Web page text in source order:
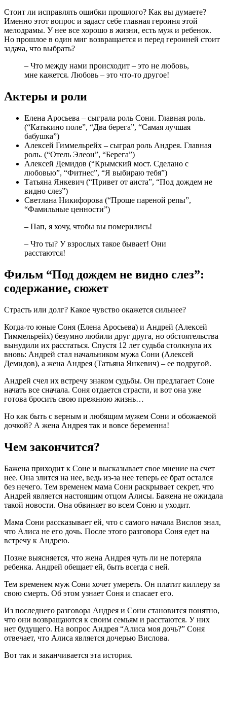
Стоит ли исправлять ошибки прошлого? Как вы думаете?
Именно этот вопрос и задаст себе главная героиня этой
мелодрамы. У нее все хорошо в жизни, есть муж и ребенок.
Но прошлое в один миг возвращается и перед героиней стоит
задача, что выбрать?
– Что между нами происходит – это не любовь,
мне кажется. Любовь – это что-то другое!
Актеры и роли
Елена Аросьева – сыграла роль Сони. Главная роль.
(“Катькино поле”, “Два берега”, “Самая лучшая
бабушка”)
Алексей Гиммельрейх – сыграл роль Андрея. Главная
роль. (“Отель Элеон”, “Берега”)
Алексей Демидов (“Крымский мост. Сделано с
любовью”, “Фитнес”, “Я выбираю тебя”)
Татьяна Янкевич (“Привет от аиста”, “Под дождем не
видно слез”)
Светлана Никифорова (“Проще пареной репы”,
“Фамильные ценности”)
– Пап, я хочу, чтобы вы померились!
– Что ты? У взрослых такое бывает! Они
расстаются!
Фильм “Под дождем не видно слез”:
содержание, сюжет
Страсть или долг? Какое чувство окажется сильнее?
Когда-то юные Соня (Елена Аросьева) и Андрей (Алексей
Гиммельрейх) безумно любили друг друга, но обстоятельства
вынудили их расстаться. Спустя 12 лет судьба столкнула их
вновь: Андрей стал начальником мужа Сони (Алексей
Демидов), а жена Андрея (Татьяна Янкевич) – ее подругой.
Андрей счел их встречу знаком судьбы. Он предлагает Соне
начать все сначала. Соня отдается страсти, и вот она уже
готова бросить свою прежнюю жизнь…
Но как быть с верным и любящим мужем Сони и обожаемой
дочкой? А жена Андрея так и вовсе беременна!
Чем закончится?
Бажена приходит к Соне и высказывает свое мнение на счет
нее. Она злится на нее, ведь из-за нее теперь ее брат остался
без нечего. Тем временем мама Сони раскрывает секрет, что
Андрей является настоящим отцом Алисы. Бажена не ожидала
такой новости. Она обвиняет во всем Соню и уходит.
Мама Сони рассказывает ей, что с самого начала Вислов знал,
что Алиса не его дочь. После этого разговора Соня едет на
встречу к Андрею.
Позже выясняется, что жена Андрея чуть ли не потеряла
ребенка. Андрей обещает ей, быть всегда с ней.
Тем временем муж Сони хочет умереть. Он платит киллеру за
свою смерть. Об этом узнает Соня и спасает его.
Из последнего разговора Андрея и Сони становится понятно,
что они возвращаются к своим семьям и расстаются. У них
нет будущего. На вопрос Андрея “Алиса моя дочь?” Соня
отвечает, что Алиса является дочерью Вислова.
Вот так и заканчивается эта история.